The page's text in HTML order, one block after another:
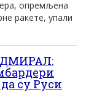
опремљена
ракете, упали
су Руси